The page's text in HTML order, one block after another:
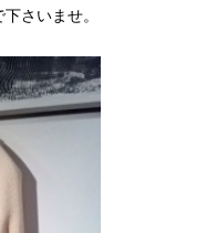
さいませ。